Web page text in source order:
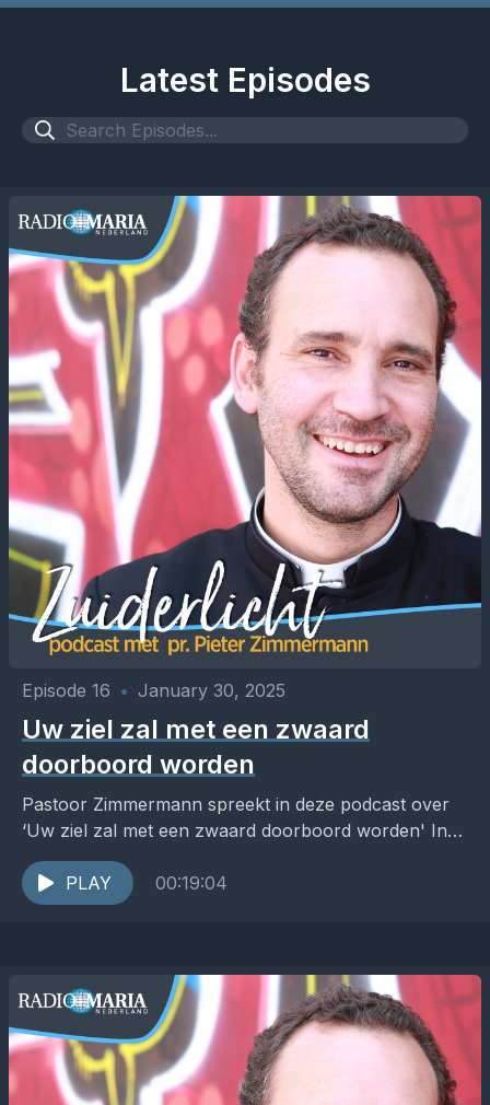
Latest Episodes
Episode 16 • January 30, 2025
Uw ziel zal met een zwaard
doorboord worden
Pastoor Zimmermann spreekt in deze podcast over
‘Uw ziel zal met een zwaard doorboord worden' In
de podcast Zuiderlicht werpt pastoor Pieter
Zimmermann een...
PLAY 00:19:04